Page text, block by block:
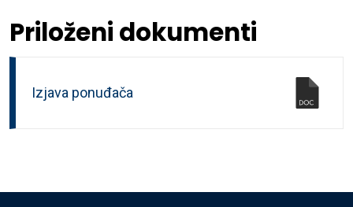
Priloženi dokumenti
Izjava ponuđača